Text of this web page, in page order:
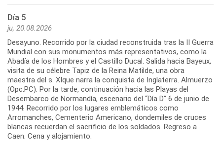
Día 5
ju, 20.08.2026
Desayuno. Recorrido por la ciudad reconstruida tras la II Guerra
Mundial con sus monumentos más representativos, como la
Abadía de los Hombres y el Castillo Ducal. Salida hacia Bayeux,
visita de su célebre Tapiz de la Reina Matilde, una obra
maestra del s. XIque narra la conquista de Inglaterra. Almuerzo
(Opc.PC). Por la tarde, continuación hacia las Playas del
Desembarco de Normandía, escenario del “Día D” 6 de junio de
1944. Recorrido por los lugares emblemáticos como
Arromanches, Cementerio Americano, dondemiles de cruces
blancas recuerdan el sacrificio de los soldados. Regreso a
Caen. Cena y alojamiento.